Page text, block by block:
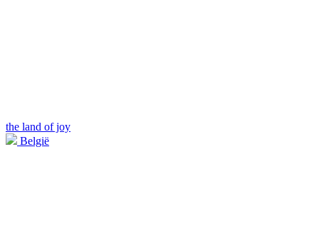
the land of joy
België